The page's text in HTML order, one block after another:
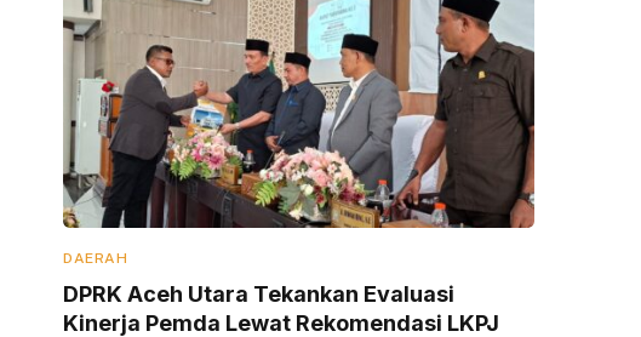
DAERAH
DPRK Aceh Utara Tekankan Evaluasi
Kinerja Pemda Lewat Rekomendasi LKPJ